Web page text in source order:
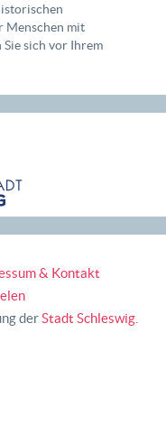
Menschen mit
Sie sich vor Ihrem
& Kontakt
derStadt Schleswig.